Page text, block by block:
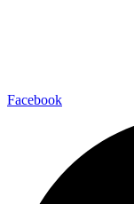
Facebook